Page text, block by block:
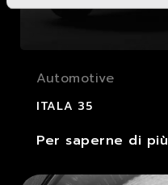
Automotive
ITALA 35
Per saperne di più